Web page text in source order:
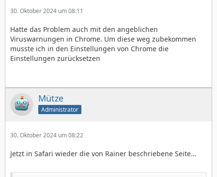
30. Oktober 2024 um 08:11
Hatte das Problem auch mit den angeblichen
Viruswarnungen in Chrome. Um diese weg zubekommen
musste ich in den Einstellungen von Chrome die
Einstellungen zurücksetzen
Mütze
Administrator
30. Oktober 2024 um 08:22
Jetzt in Safari wieder die von Rainer beschriebene Seite...